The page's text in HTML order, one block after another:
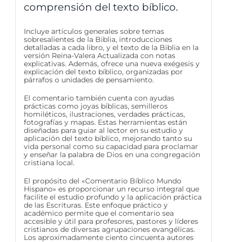
comprensión del texto bíblico.
Incluye artículos generales sobre temas
sobresalientes de la Biblia, introducciones
detalladas a cada libro, y el texto de la Biblia en la
versión Reina-Valera Actualizada con notas
explicativas. Además, ofrece una nueva exégesis y
explicación del texto bíblico, organizadas por
párrafos o unidades de pensamiento.
El comentario también cuenta con ayudas
prácticas como joyas bíblicas, semilleros
homiléticos, ilustraciones, verdades prácticas,
fotografías y mapas. Estas herramientas están
diseñadas para guiar al lector en su estudio y
aplicación del texto bíblico, mejorando tanto su
vida personal como su capacidad para proclamar
y enseñar la palabra de Dios en una congregación
cristiana local.
El propósito del «Comentario Bíblico Mundo
Hispano» es proporcionar un recurso integral que
facilite el estudio profundo y la aplicación práctica
de las Escrituras. Este enfoque práctico y
académico permite que el comentario sea
accesible y útil para profesores, pastores y líderes
cristianos de diversas agrupaciones evangélicas.
Los aproximadamente ciento cincuenta autores